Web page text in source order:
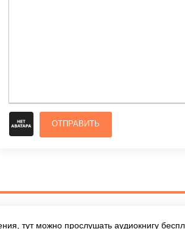
ОТПРАВИТЬ
тут можно прослушать аудиокнигу